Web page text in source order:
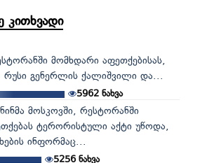
კითხვადი
მომხდარი აფეთქებისას,
რუსი გენერლის ქალიშვილი და...
5962 ნახვა
მოსკოვში, რესტორანში
ტერორისტული აქტი უწოდა,
ინფორმაც...
5256ნახვა